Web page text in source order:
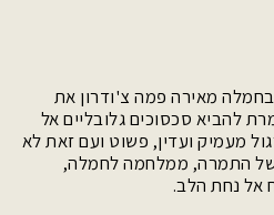
מאירה פמה צ'ודרון את
להביא סכסוכים גלובליים אל
מעמיק ועדין, פשוט ועם זאת לא
התמרה, ממלחמה לחמלה,
אל נחת הלב.